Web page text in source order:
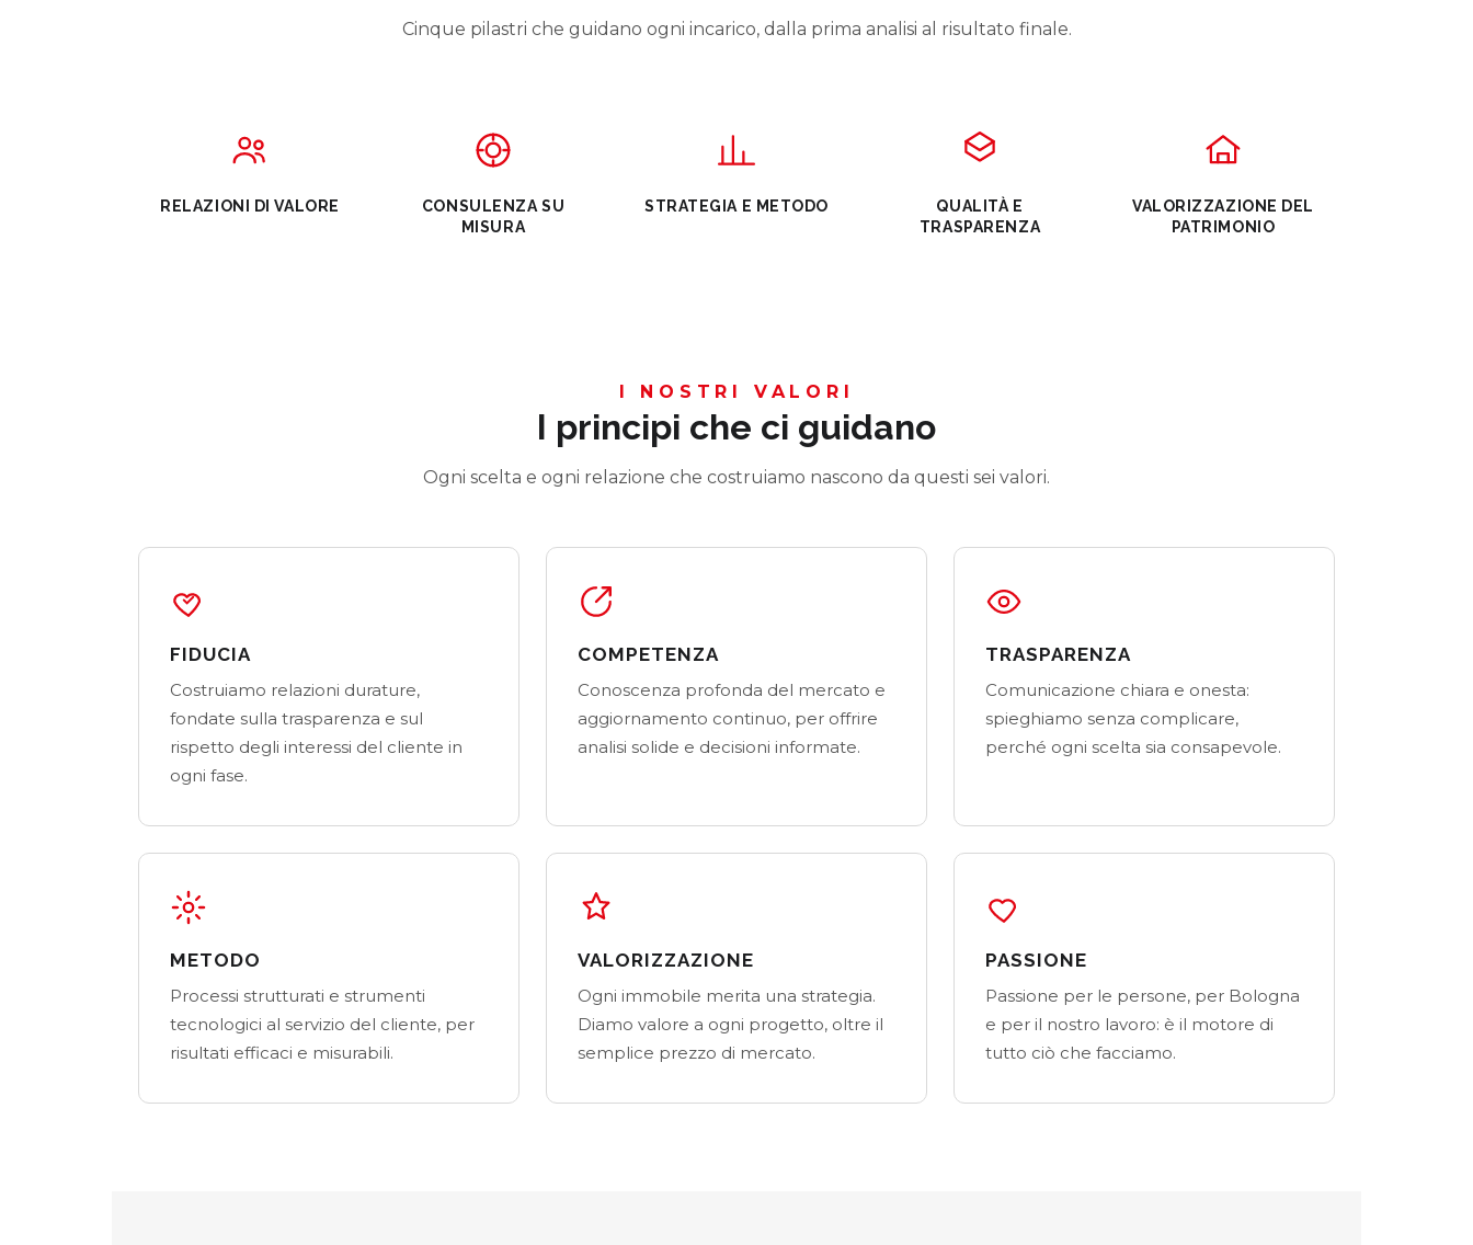
Cinque pilastri che guidano ogni incarico, dalla prima analisi al risultato finale.
RELAZIONI DI VALORE
CONSULENZA SU
MISURA
STRATEGIA E METODO
QUALITÀ E
TRASPARENZA
VALORIZZAZIONE DEL
PATRIMONIO
I NOSTRI VALORI
I principi che ci guidano
Ogni scelta e ogni relazione che costruiamo nascono da questi sei valori.
FIDUCIA
Costruiamo relazioni durature,
fondate sulla trasparenza e sul
rispetto degli interessi del cliente in
ogni fase.
COMPETENZA
Conoscenza profonda del mercato e
aggiornamento continuo, per offrire
analisi solide e decisioni informate.
TRASPARENZA
Comunicazione chiara e onesta:
spieghiamo senza complicare,
perché ogni scelta sia consapevole.
METODO
Processi strutturati e strumenti
tecnologici al servizio del cliente, per
risultati efficaci e misurabili.
VALORIZZAZIONE
Ogni immobile merita una strategia.
Diamo valore a ogni progetto, oltre il
semplice prezzo di mercato.
PASSIONE
Passione per le persone, per Bologna
e per il nostro lavoro: è il motore di
tutto ciò che facciamo.